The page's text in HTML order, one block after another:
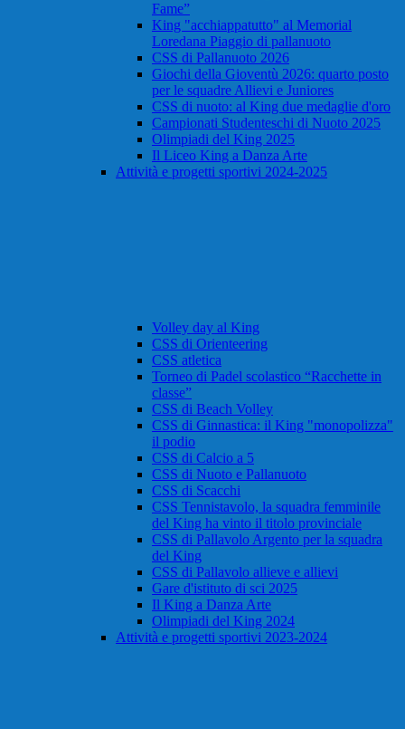
Fame”
King "acchiappatutto" al Memorial
Loredana Piaggio di pallanuoto
CSS di Pallanuoto 2026
Giochi della Gioventù 2026: quarto posto
per le squadre Allievi e Juniores
CSS di nuoto: al King due medaglie d'oro
Campionati Studenteschi di Nuoto 2025
Olimpiadi del King 2025
Il Liceo King a Danza Arte
Attività e progetti sportivi 2024-2025
Volley day al King
CSS di Orienteering
CSS atletica
Torneo di Padel scolastico “Racchette in
classe”
CSS di Beach Volley
CSS di Ginnastica: il King "monopolizza"
il podio
CSS di Calcio a 5
CSS di Nuoto e Pallanuoto
CSS di Scacchi
CSS Tennistavolo, la squadra femminile
del King ha vinto il titolo provinciale
CSS di Pallavolo Argento per la squadra
del King
CSS di Pallavolo allieve e allievi
Gare d'istituto di sci 2025
Il King a Danza Arte
Olimpiadi del King 2024
Attività e progetti sportivi 2023-2024